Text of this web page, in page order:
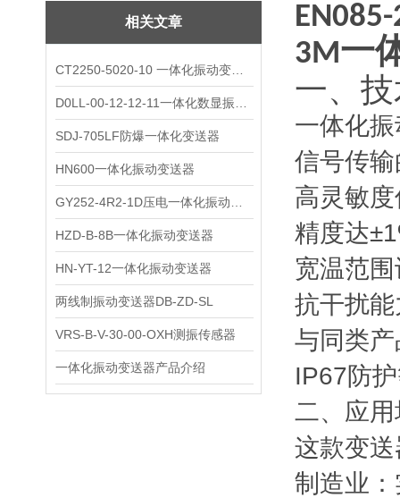
相关文章
SDJ-705LF防爆一体化变送器
HN600一体化振动变送器
HZD-B-8B一体化振动变送器
HN-YT-12一体化振动变送器
两线制振动变送器DB-ZD-SL
VRS-B-V-30-00-OXH测振传感器
一体化振动变送器产品介绍
3M一
一、
一体化
信号传
高灵敏
精度达
宽温范
抗干扰
与同类
IP67防
二、应
这款变
制造业